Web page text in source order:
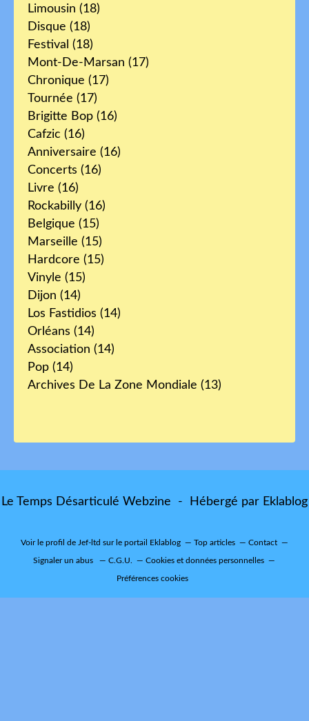
Limousin (18)
Disque (18)
Festival (18)
Mont-De-Marsan (17)
Chronique (17)
Tournée (17)
Brigitte Bop (16)
Cafzic (16)
Anniversaire (16)
Concerts (16)
Livre (16)
Rockabilly (16)
Belgique (15)
Marseille (15)
Hardcore (15)
Vinyle (15)
Dijon (14)
Los Fastidios (14)
Orléans (14)
Association (14)
Pop (14)
Archives De La Zone Mondiale (13)
Le Temps Désarticulé Webzine - Hébergé par Eklablog
Voir le profil de Jef-ltd sur le portail Eklablog Top articles Contact
Signaler un abus C.G.U. Cookies et données personnelles
Préférences cookies